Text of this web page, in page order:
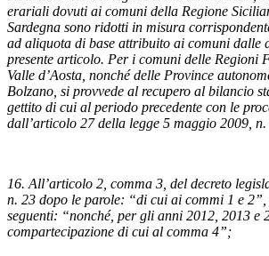
erariali dovuti ai comuni della Regione
Sardegna sono ridotti in misura
ad aliquota di base attribuito ai comuni dalle
presente articolo. Per i comuni delle Regioni
Valle d’Aosta, nonché delle Province
Bolzano, si provvede al recupero al bilancio
gettito di cui al periodo precedente con le
dall’articolo 27 della legge 5 maggio 2009, n.
16. All’articolo 2, comma 3, del decreto
n. 23 dopo le parole: “di cui ai commi 1 e 2”,
seguenti: “nonché, per gli anni 2012, 2013 e
compartecipazione di cui al comma 4”;